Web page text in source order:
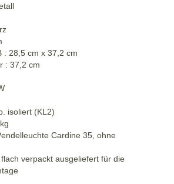
: 28,5 cm x 37,2 cm
: 37,2 cm
isoliert (KL2)
Cardine 35, ohne
verpackt ausgeliefert für die